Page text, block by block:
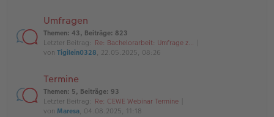
Umfragen
Themen: 43, Beiträge: 823
Letzter Beitrag: Re: Bachelorarbeit: Umfrage z…
von Tigilein0328, 22.05.2025, 08:26
Termine
Themen: 5, Beiträge: 93
Letzter Beitrag: Re: CEWE Webinar Termine
von Maresa, 04.08.2025, 11:18